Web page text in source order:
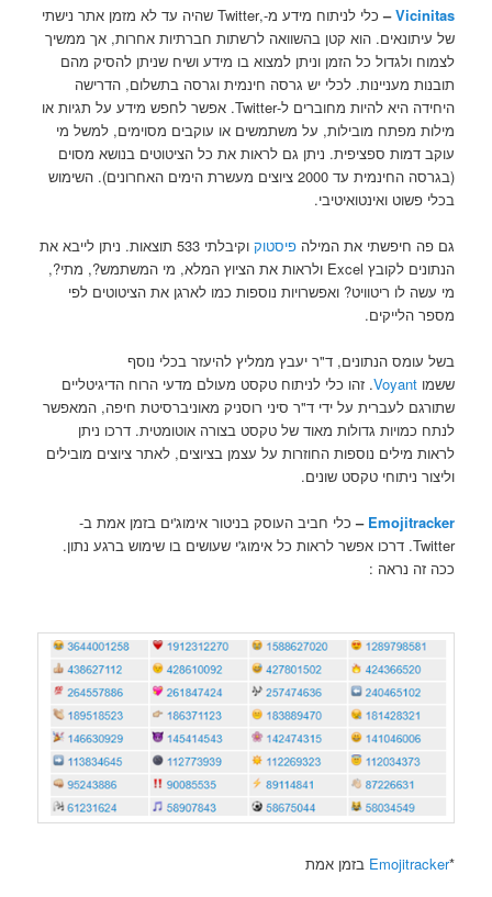
Vicinitas
–
כלי לניתוח מידע מ-,Twitter שהיה עד לא מזמן אתר נישתי
של עיתונאים. הוא קטן בהשוואה לרשתות חברתיות אחרות, אך ממשיך
לצמוח ולגדול כל הזמן וניתן למצוא בו מידע ושיח שניתן להסיק מהם
תובנות מעניינות. לכלי יש גרסה חינמית וגרסה בתשלום, הדרישה
היחידה היא להיות מחוברים ל-Twitter. אפשר לחפש מידע על תגיות או
מילות מפתח מובילות, על משתמשים או עוקבים מסוימים, למשל מי
עוקב דמות ספציפית. ניתן גם לראות את כל הציטוטים בנושא מסוים
(בגרסה החינמית עד 2000 ציוצים מעשרת הימים האחרונים). השימוש
בכלי פשוט ואינטואיטיבי.
גם פה חיפשתי את המילהפיסטוק
וקיבלתי 533 תוצאות. ניתן לייבא את
הנתונים לקובץ Excel ולראות את הציוץ המלא, מי המשתמש?, מתי?,
מי עשה לו ריטוויט? ואפשרויות נוספות כמו לארגן את הציטוטים לפי
מספר הלייקים.
בשל עומס הנתונים, ד"ר יעבץ ממליץ להיעזר בכלי נוסף
ששמוVoyant. זהו כלי לניתוח טקסט מעולם מדעי הרוח הדיגיטליים
שתורגם לעברית על ידי ד"ר סיני רוסניק מאוניברסיטת חיפה, המאפשר
לנתח כמויות גדולות מאוד של טקסט בצורה אוטומטית. דרכו ניתן
לראות מילים נוספות החוזרות על עצמן בציוצים, לאתר ציוצים מובילים
וליצור ניתוחי טקסט שונים.
Emojitracker
–כלי חביב העוסק בניטור אימוג'ים בזמן אמת ב-
Twitter. דרכו אפשר לראות כל אימוג'י שעושים בו שימוש ברגע נתון.
ככה זה נראה :
*
Emojitracker בזמן אמת